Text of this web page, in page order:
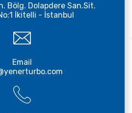
Bölg. Dolapdere San.Sit.
İkitelli - İstanbul
Email